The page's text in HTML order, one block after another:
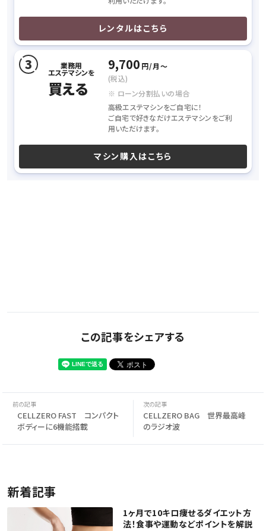
レンタルはこちら
業務用
エステマシンを
買える
9,700 円/月〜
(税込)
※ ローン分割払いの場合
高級エステマシンをご自宅に！
ご自宅で好きなだけエステマシンをご利
用いただけます。
マシン購入はこちら
この記事をシェアする
CELLZERO FAST コンパクト
ボディーに6機能搭載
CELLZERO BAG 世界最高峰
のラジオ波
新着記事
1ヶ月で10キロ痩せるダイエット方
法！食事や運動などポイントを解説